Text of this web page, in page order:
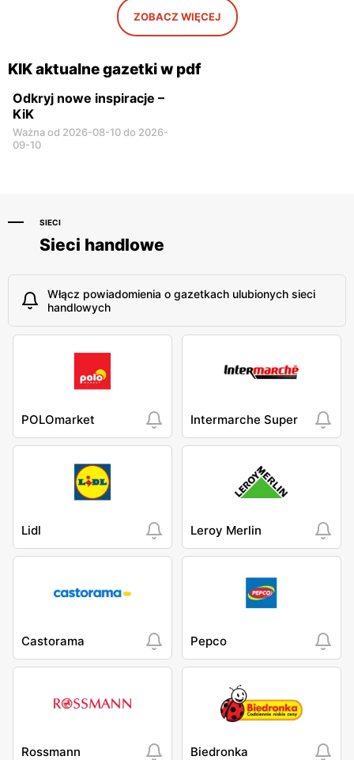
ZOBACZ WIĘCEJ
KIK aktualne gazetki w pdf
Odkryj nowe inspiracje –
KiK
Ważna od 2026-08-10 do 2026-
09-10
SIECI
Sieci handlowe
Włącz powiadomienia o gazetkach ulubionych sieci
handlowych
POLOmarket Intermarche Super
Lidl Leroy Merlin
Castorama Pepco
Rossmann Biedronka